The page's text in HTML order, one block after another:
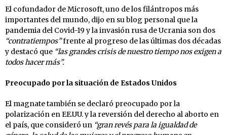
El cofundador de Microsoft, uno de los filántropos más
importantes del mundo, dijo en su blog personal que la
pandemia del Covid-19 y la invasión rusa de Ucrania son dos
“contratiempos”frente al progreso de las últimas dos décadas
y destacó que “las grandes crisis de nuestro tiempo nos exigen a
todos hacer más”.
Preocupado por la situación de Estados Unidos
El magnate también se declaró preocupado por la
polarización en EE.UU. y la reversión del derecho al aborto en
el país, que consideró un “gran revés para la igualdad de